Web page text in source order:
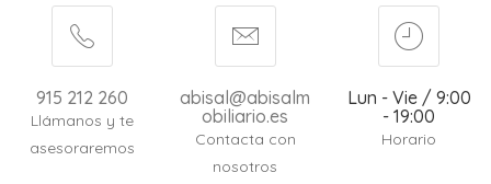
915 212 260
Llámanos y te
asesoraremos
abisal@abisalm
obiliario.es
Contacta con
nosotros
Lun - Vie / 9:00
- 19:00
Horario